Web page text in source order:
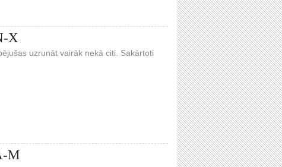
X
uzrunāt vairāk nekā citi. Sakārtoti
M